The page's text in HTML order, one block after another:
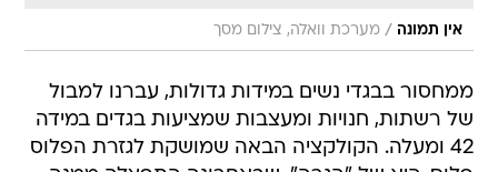
אין תמונה / מערכת וואלה, צילום מסך
ממחסור בבגדי נשים במידות גדולות, עברנו למבול
של רשתות, חנויות ומעצבות שמציעות בגדים במידה
42 ומעלה. הקולקציה הבאה שמושקת לגזרת הפלוס